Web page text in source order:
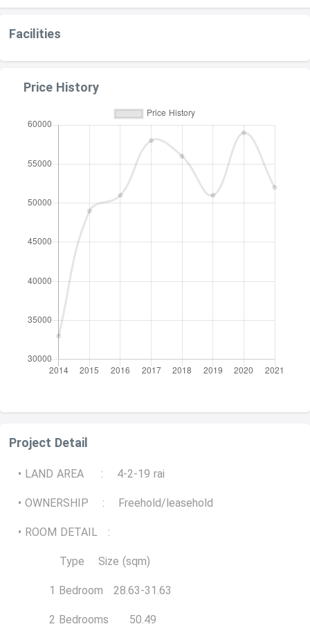
Facilities
Price History
Project Detail
• LAND AREA : 4-2-19 rai
• OWNERSHIP : Freehold/leasehold
• ROOM DETAIL :
Type Size (sqm)
1 Bedroom 28.63-31.63
2 Bedrooms 50.49